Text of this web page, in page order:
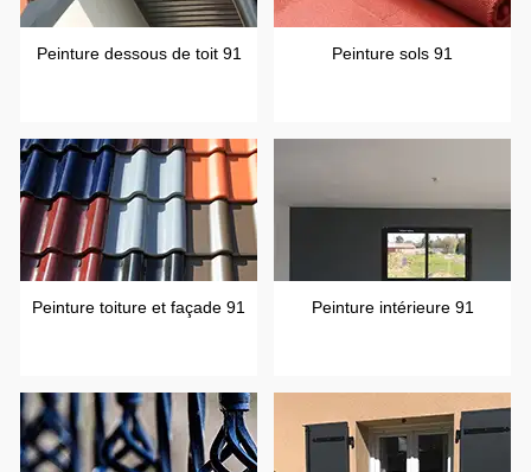
Peinture dessous de toit 91 Peinture sols 91
Peinture toiture et façade 91 Peinture intérieure 91